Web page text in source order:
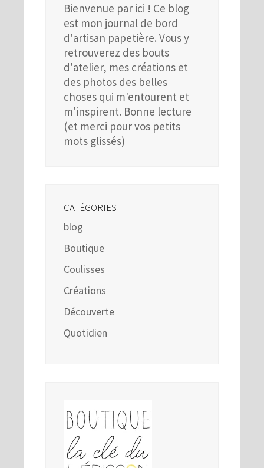
Bienvenue par ici ! Ce blog
est mon journal de bord
d'artisan papetière. Vous y
retrouverez des bouts
d'atelier, mes créations et
des photos des belles
choses qui m'entourent et
m'inspirent. Bonne lecture
(et merci pour vos petits
mots glissés)
CATÉGORIES
blog
Boutique
Coulisses
Créations
Découverte
Quotidien